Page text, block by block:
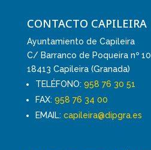
CONTACTO CAPILEIRA
Ayuntamiento de Capileira
C/ Barranco de Poqueira nº 10
18413 Capileira (Granada)
TELÉFONO: 958 76 30 51
FAX: 958 76 34 00
EMAIL: capileira@dipgra.es